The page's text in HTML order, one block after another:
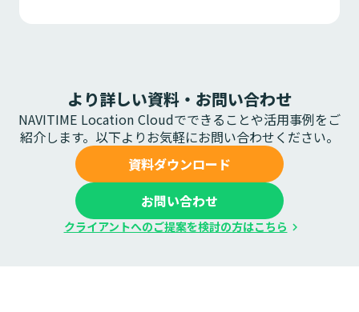
より詳しい資料・お問い合わせ
NAVITIME Location Cloudでできることや活用事例をご
紹介します。以下よりお気軽にお問い合わせください。
資料ダウンロード
お問い合わせ
クライアントへのご提案を検討の方はこちら chevron_right